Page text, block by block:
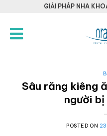
GIẢI PHÁP NHA
Sâu răng kiêng
người
POSTED ON